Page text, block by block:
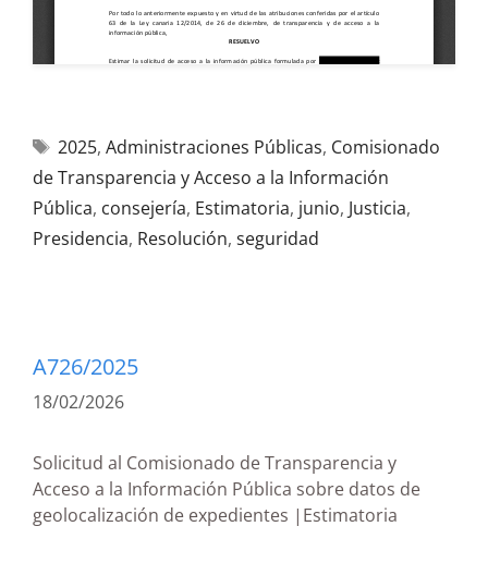
2025, Administraciones Públicas, Comisionado
de Transparencia y Acceso a la Información
Pública, consejería, Estimatoria, junio, Justicia,
Presidencia, Resolución, seguridad
A726/2025
18/02/2026
Solicitud al Comisionado de Transparencia y
Acceso a la Información Pública sobre datos de
geolocalización de expedientes |Estimatoria